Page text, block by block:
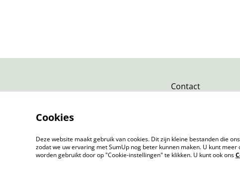
Contact
©2026Tindahan Reform
Cookies
Deze website maakt gebruik van cookies. Dit zijn kleine bestanden die
zodat we uw ervaring met SumUp nog beter kunnen maken. U kunt
worden gebruikt door op "Cookie-instellingen" te klikken. U kunt ook ons